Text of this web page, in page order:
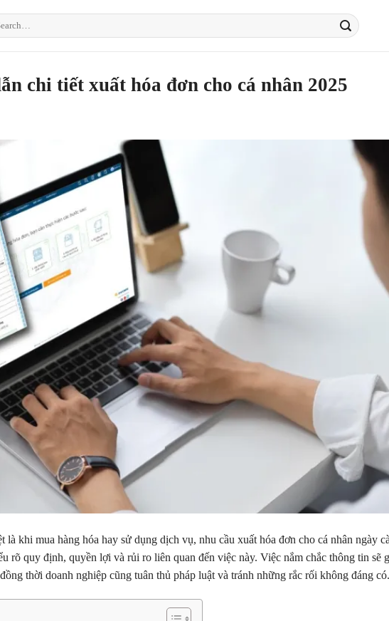
chi tiết xuất hóa đơn cho cá nhân 2025
là khi mua hàng hóa hay sử dụng dịch vụ, nhu cầu xuất hóa đơn cho cá nhân ngày
rõ quy định, quyền lợi và rủi ro liên quan đến việc này. Việc nắm chắc thông tin sẽ
thời doanh nghiệp cũng tuân thủ pháp luật và tránh những rắc rối không đáng có.